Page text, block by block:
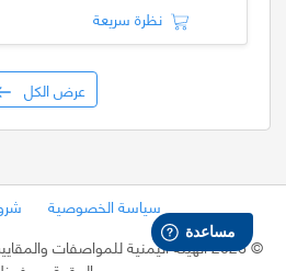
نظرة سريعة
عرض الكل
سياسة الخصوصية
©2026 الهيئة اليمنية للمواصفات والمقاييس - الجمهورية اليمنية